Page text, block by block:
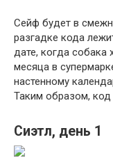
Сейф будет в
разгадке кода
дате, когда собака
месяца в
настенному
Таким образом,
Сиэтл, день 1